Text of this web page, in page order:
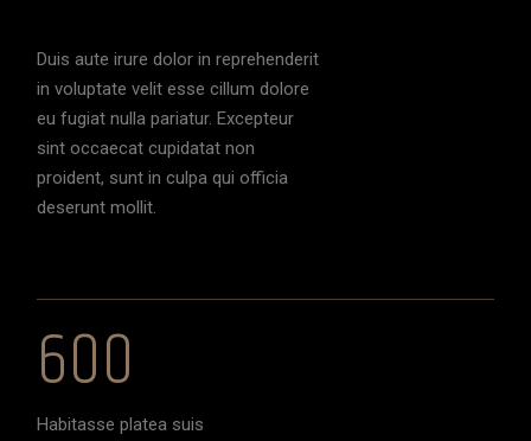
Duis aute irure dolor in reprehenderit
in voluptate velit esse cillum dolore
eu fugiat nulla pariatur. Excepteur
sint occaecat cupidatat non
proident, sunt in culpa qui officia
deserunt mollit.
600
Habitasse platea suis